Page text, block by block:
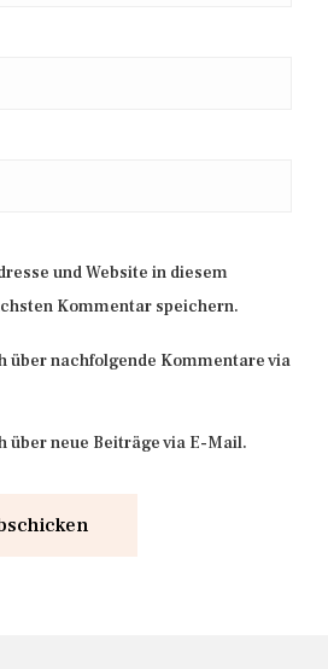
und Website in diesem
Kommentar speichern.
über nachfolgende Kommentare via
über neue Beiträge via E-Mail.